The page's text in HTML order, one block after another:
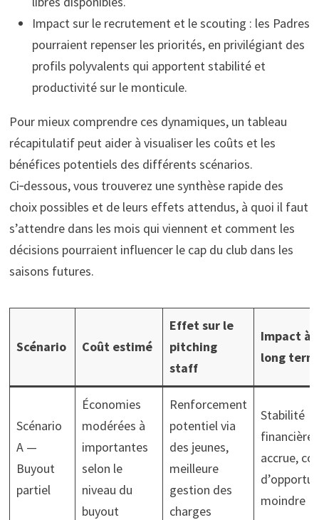
Impact sur le recrutement et le scouting : les Padres
pourraient repenser les priorités, en privilégiant des
profils polyvalents qui apportent stabilité et
productivité sur le monticule.
Pour mieux comprendre ces dynamiques, un tableau
récapitulatif peut aider à visualiser les coûts et les
bénéfices potentiels des différents scénarios.
Ci‑dessous, vous trouverez une synthèse rapide des
choix possibles et de leurs effets attendus, à quoi il faut
s’attendre dans les mois qui viennent et comment les
décisions pourraient influencer le cap du club dans les
saisons futures.
Scénario Coût estimé
Effet sur le
pitching
staff
Impact à
long
Scénario
A —
Buyout
partiel
Économies
modérées à
importantes
selon le
niveau du
buyout
Renforcement
potentiel via
des jeunes,
meilleure
gestion des
charges
Stabilité
financière
accrue,
moindre